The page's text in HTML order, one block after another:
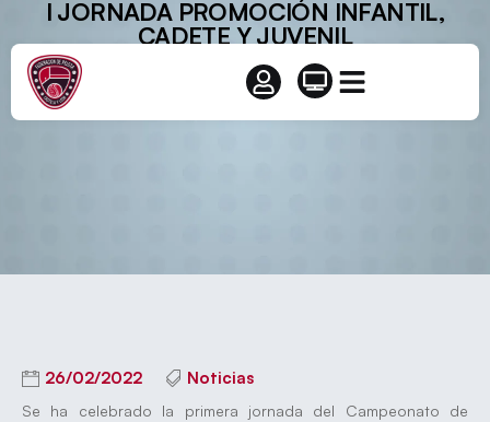
I JORNADA PROMOCIÓN INFANTIL,
CADETE Y JUVENIL
26/02/2022 Noticias
Se ha celebrado la primera jornada del Campeonato de